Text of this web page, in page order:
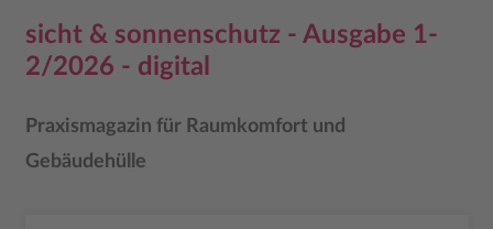
sicht & sonnenschutz - Ausgabe 1-
2/2026 - digital
Praxismagazin für Raumkomfort und
Gebäudehülle